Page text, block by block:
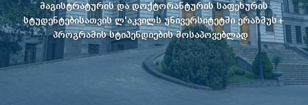
მაგისტრატურის და დოქტორანტურის საფეხურის
სტუდენტებისათვის ლ'აკვილს უნივერსიტეტში ერაზმუს+
პროგრამის სტიპენდიების მოსაპოვებლად